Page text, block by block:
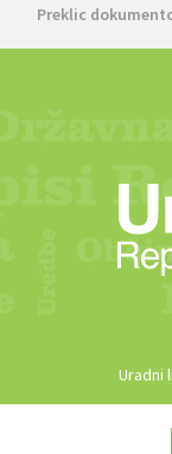
Preklic
Uradni